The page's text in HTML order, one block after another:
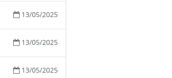
13/05/2025
13/05/2025
13/05/2025